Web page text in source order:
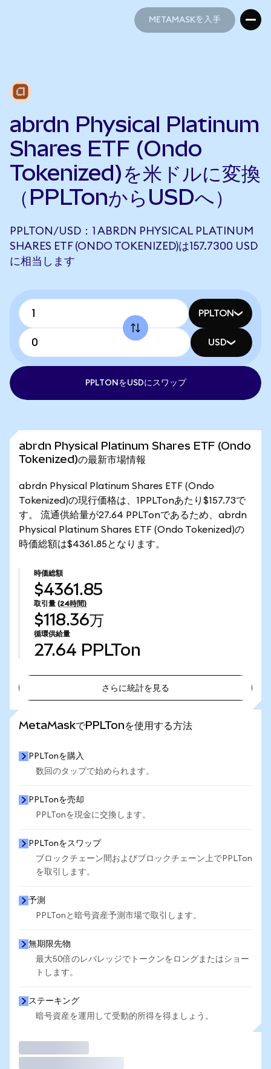
METAMASKを入手
abrdn Physical Platinum
Shares ETF (Ondo
Tokenized)を米ドルに変換
（PPLTonからUSDへ）
PPLTON/USD：1 ABRDN PHYSICAL PLATINUM
SHARES ETF (ONDO TOKENIZED)は157.7300 USD
に相当します
PPLTON
USD
PPLTONをUSDにスワップ
abrdn Physical Platinum Shares ETF (Ondo
Tokenized)の最新市場情報
abrdn Physical Platinum Shares ETF (Ondo
Tokenized)の現行価格は、1PPLTonあたり$157.73で
す。 流通供給量が27.64 PPLTonであるため、abrdn
Physical Platinum Shares ETF (Ondo Tokenized)の
時価総額は$4361.85となります。
時価総額
$4361.85
取引量 (24時間)
$118.36万
循環供給量
27.64 PPLTon
さらに統計を見る
MetaMaskでPPLTonを使用する方法
PPLTonを購入
数回のタップで始められます。
PPLTonを売却
PPLTonを現金に交換します。
PPLTonをスワップ
ブロックチェーン間およびブロックチェーン上でPPLTon
を取引します。
予測
PPLTonと暗号資産予測市場で取引します。
無期限先物
最大50倍のレバレッジでトークンをロングまたはショー
トします。
ステーキング
暗号資産を運用して受動的所得を得ましょう。